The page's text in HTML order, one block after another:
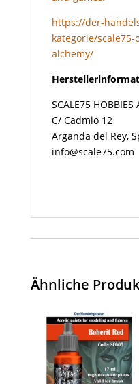
https://der-
kategorie/
alchemy/
SCALE75 HOBBIES
C/ Cadmio 12
Arganda del Rey,
info@scale75.com
Ähnliche